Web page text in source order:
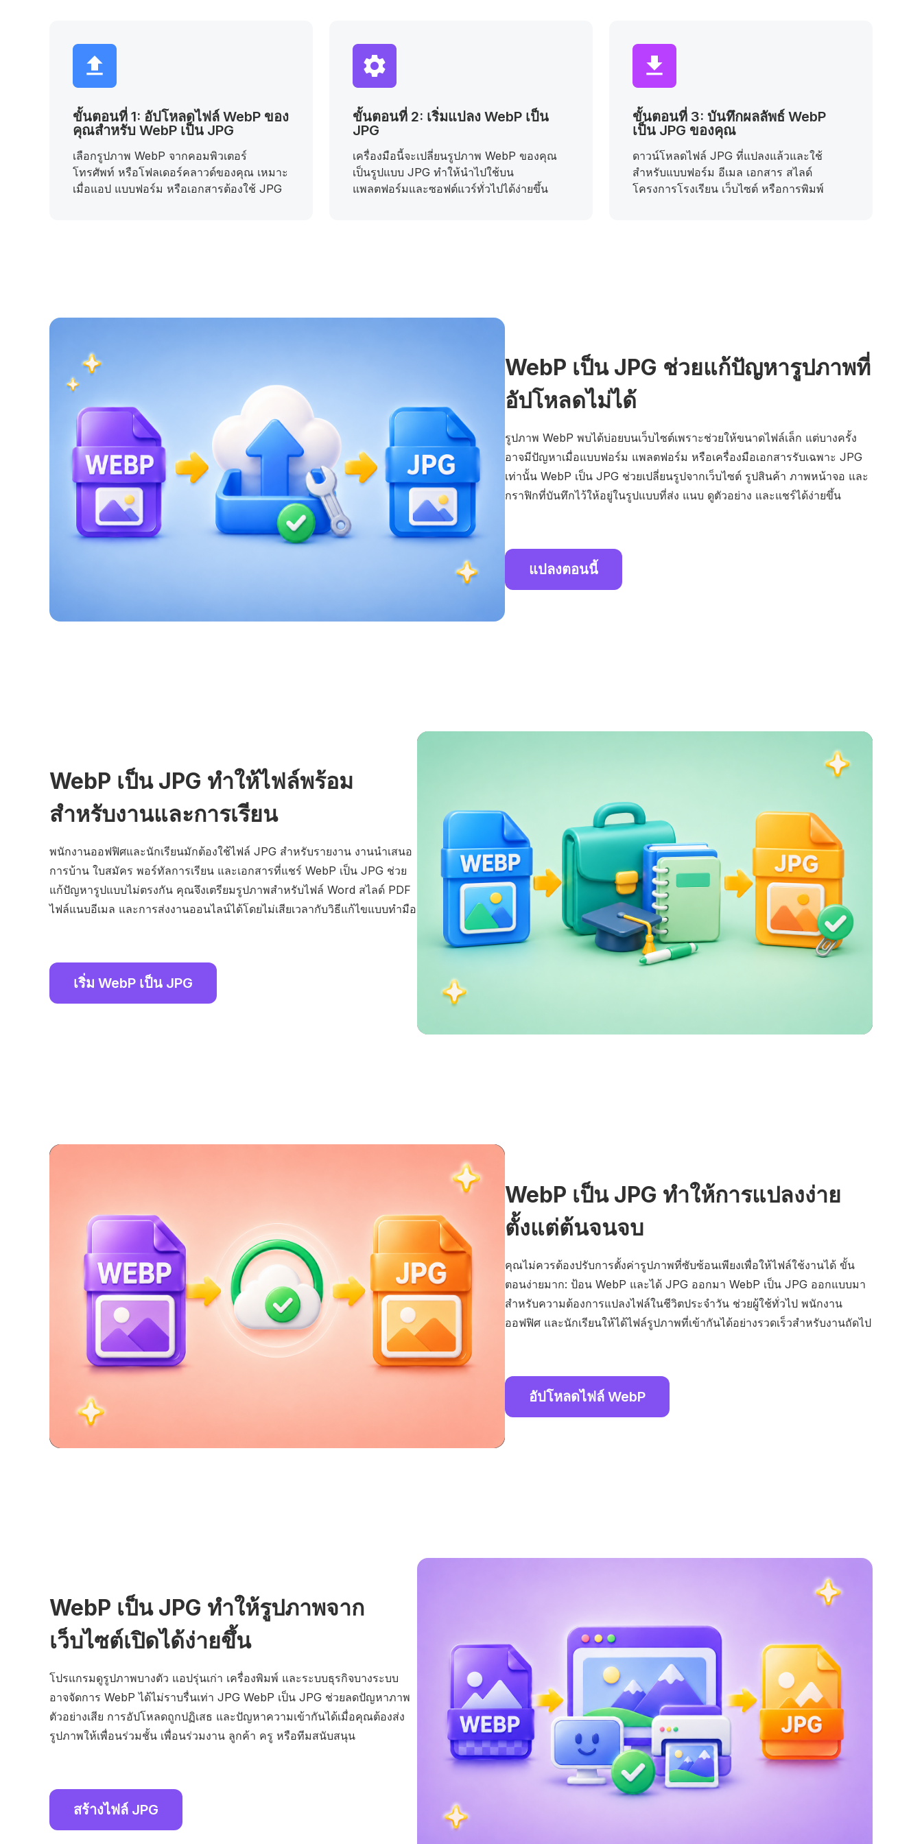
ขั้นตอนที่ 1: อัปโหลดไฟล์ WebP ของ
คุณสำหรับ WebP เป็น JPG
เลือกรูปภาพ WebP จากคอมพิวเตอร์
โทรศัพท์ หรือโฟลเดอร์คลาวด์ของคุณ เหมาะ
เมื่อแอป แบบฟอร์ม หรือเอกสารต้องใช้ JPG
ขั้นตอนที่ 2: เริ่มแปลง WebP เป็น
JPG
เครื่องมือนี้จะเปลี่ยนรูปภาพ WebP ของคุณ
เป็นรูปแบบ JPG ทำให้นำไปใช้บน
แพลตฟอร์มและซอฟต์แวร์ทั่วไปได้ง่ายขึ้น
ขั้นตอนที่ 3: บันทึกผลลัพธ์ WebP
เป็น JPG ของคุณ
ดาวน์โหลดไฟล์ JPG ที่แปลงแล้วและใช้
สำหรับแบบฟอร์ม อีเมล เอกสาร สไลด์
โครงการโรงเรียน เว็บไซต์ หรือการพิมพ์
WebP เป็น JPG ช่วยแก้ปัญหารูปภาพที่
อัปโหลดไม่ได้
รูปภาพ WebP พบได้บ่อยบนเว็บไซต์เพราะช่วยให้ขนาดไฟล์เล็ก แต่บางครั้ง
อาจมีปัญหาเมื่อแบบฟอร์ม แพลตฟอร์ม หรือเครื่องมือเอกสารรับเฉพาะ JPG
เท่านั้น WebP เป็น JPG ช่วยเปลี่ยนรูปจากเว็บไซต์ รูปสินค้า ภาพหน้าจอ และ
กราฟิกที่บันทึกไว้ให้อยู่ในรูปแบบที่ส่ง แนบ ดูตัวอย่าง และแชร์ได้ง่ายขึ้น
แปลงตอนนี้
WebP เป็น JPG ทำให้ไฟล์พร้อม
สำหรับงานและการเรียน
พนักงานออฟฟิศและนักเรียนมักต้องใช้ไฟล์ JPG สำหรับรายงาน งานนำเสนอ
การบ้าน ใบสมัคร พอร์ทัลการเรียน และเอกสารที่แชร์ WebP เป็น JPG ช่วย
แก้ปัญหารูปแบบไม่ตรงกัน คุณจึงเตรียมรูปภาพสำหรับไฟล์ Word สไลด์ PDF
ไฟล์แนบอีเมล และการส่งงานออนไลน์ได้โดยไม่เสียเวลากับวิธีแก้ไขแบบทำมือ
เริ่ม WebP เป็น JPG
WebP เป็น JPG ทำให้การแปลงง่าย
ตั้งแต่ต้นจนจบ
คุณไม่ควรต้องปรับการตั้งค่ารูปภาพที่ซับซ้อนเพียงเพื่อให้ไฟล์ใช้งานได้ ขั้น
ตอนง่ายมาก: ป้อน WebP และได้ JPG ออกมา WebP เป็น JPG ออกแบบมา
สำหรับความต้องการแปลงไฟล์ในชีวิตประจำวัน ช่วยผู้ใช้ทั่วไป พนักงาน
ออฟฟิศ และนักเรียนให้ได้ไฟล์รูปภาพที่เข้ากันได้อย่างรวดเร็วสำหรับงานถัดไป
อัปโหลดไฟล์ WebP
WebP เป็น JPG ทำให้รูปภาพจาก
เว็บไซต์เปิดได้ง่ายขึ้น
โปรแกรมดูรูปภาพบางตัว แอปรุ่นเก่า เครื่องพิมพ์ และระบบธุรกิจบางระบบ
อาจจัดการ WebP ได้ไม่ราบรื่นเท่า JPG WebP เป็น JPG ช่วยลดปัญหาภาพ
ตัวอย่างเสีย การอัปโหลดถูกปฏิเสธ และปัญหาความเข้ากันได้เมื่อคุณต้องส่ง
รูปภาพให้เพื่อนร่วมชั้น เพื่อนร่วมงาน ลูกค้า ครู หรือทีมสนับสนุน
สร้างไฟล์ JPG